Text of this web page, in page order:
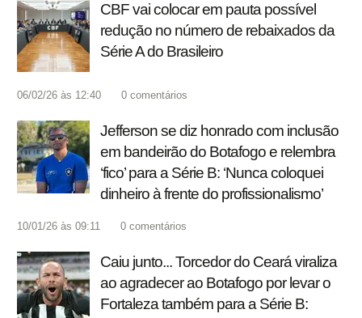
CBF vai colocar em pauta possível
redução no número de rebaixados da
Série A do Brasileiro
06/02/26 às 12:40 0 comentários
Jefferson se diz honrado com inclusão
em bandeirão do Botafogo e relembra
‘fico’ para a Série B: ‘Nunca coloquei
dinheiro à frente do profissionalismo’
10/01/26 às 09:11 0 comentários
Caiu junto... Torcedor do Ceará viraliza
ao agradecer ao Botafogo por levar o
Fortaleza também para a Série B: